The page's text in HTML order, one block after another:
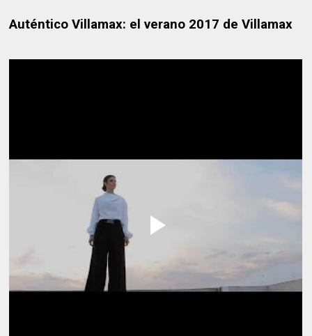
Auténtico Villamax: el verano 2017 de Villamax